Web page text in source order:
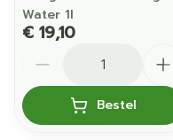
Water 1l
€ 19,10
Bestel